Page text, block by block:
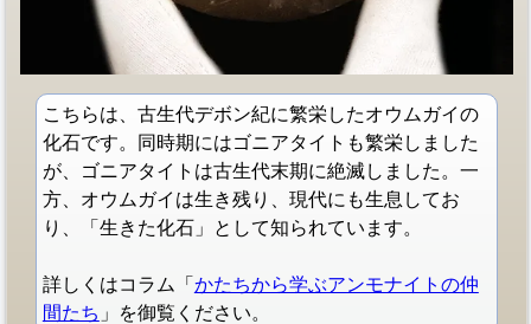
こちらは、古生代デボン紀に繁栄したオウムガイの
化石です。同時期にはゴニアタイトも繁栄しました
が、ゴニアタイトは古生代末期に絶滅しました。一
方、オウムガイは生き残り、現代にも生息してお
り、「生きた化石」として知られています。
詳しくはコラム「 かたちから学ぶアンモナイトの仲
間たち 」を御覧ください。